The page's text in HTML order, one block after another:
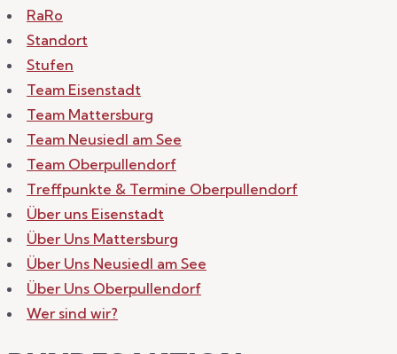
RaRo
Standort
Stufen
Team Eisenstadt
Team Mattersburg
Team Neusiedl am See
Team Oberpullendorf
Treffpunkte & Termine Oberpullendorf
Über uns Eisenstadt
Über Uns Mattersburg
Über Uns Neusiedl am See
Über Uns Oberpullendorf
Wer sind wir?